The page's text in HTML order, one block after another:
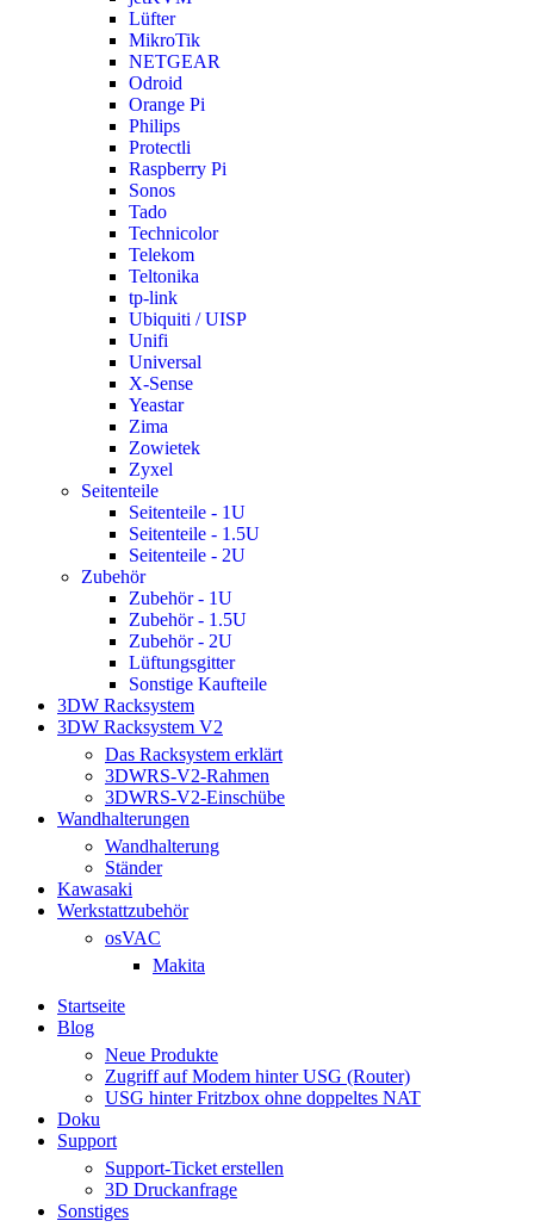
Lüfter
MikroTik
NETGEAR
Odroid
Orange Pi
Philips
Protectli
Raspberry Pi
Sonos
Tado
Technicolor
Telekom
Teltonika
tp-link
Ubiquiti / UISP
Unifi
Universal
X-Sense
Yeastar
Zima
Zowietek
Zyxel
Seitenteile
Seitenteile - 1U
Seitenteile - 1.5U
Seitenteile - 2U
Zubehör
Zubehör - 1U
Zubehör - 1.5U
Zubehör - 2U
Lüftungsgitter
Sonstige Kaufteile
3DW Racksystem
3DW Racksystem V2
Das Racksystem erklärt
3DWRS-V2-Rahmen
3DWRS-V2-Einschübe
Wandhalterungen
Wandhalterung
Ständer
Kawasaki
Werkstattzubehör
osVAC
Makita
Startseite
Blog
Neue Produkte
Zugriff auf Modem hinter USG (Router)
USG hinter Fritzbox ohne doppeltes NAT
Doku
Support
Support-Ticket erstellen
3D Druckanfrage
Sonstiges